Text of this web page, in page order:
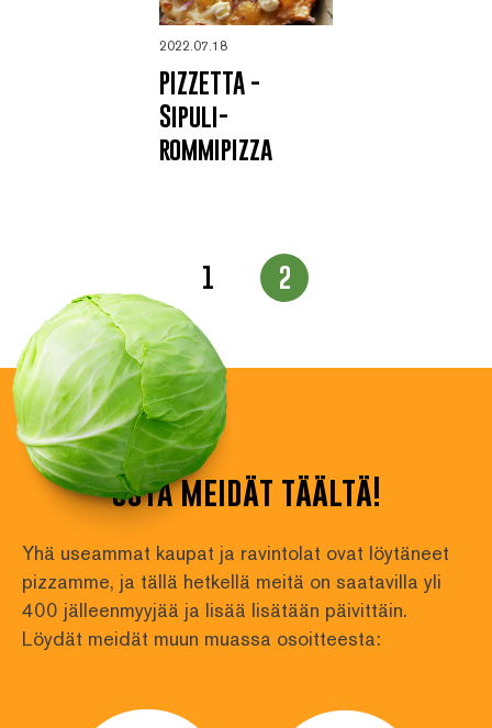
2022.07.18
PIZZETTA -
Sipuli-
rommipizza
Viestien
sivunumerointi
1 2
osta meidät täältä!
Yhä useammat kaupat ja ravintolat ovat löytäneet
pizzamme, ja tällä hetkellä meitä on saatavilla yli
400 jälleenmyyjää ja lisää lisätään päivittäin.
Löydät meidät muun muassa osoitteesta: